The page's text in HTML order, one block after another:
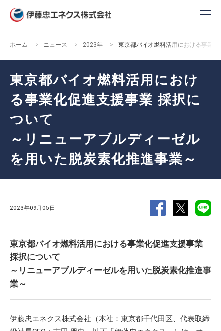
ホーム ニュース 2023年 東京都バイオ燃料活用における事業
東京都バイオ燃料活用におけ
る事業化促進支援事業 採択に
ついて
～リニューアブルディーゼル
を用いた脱炭素化推進事業～
2023年09月05日
東京都バイオ燃料活用における事業化促進支援事業
採択について
～リニューアブルディーゼルを用いた脱炭素化推進事
業～
伊藤忠エネクス株式会社（本社：東京都千代田区、代表取締